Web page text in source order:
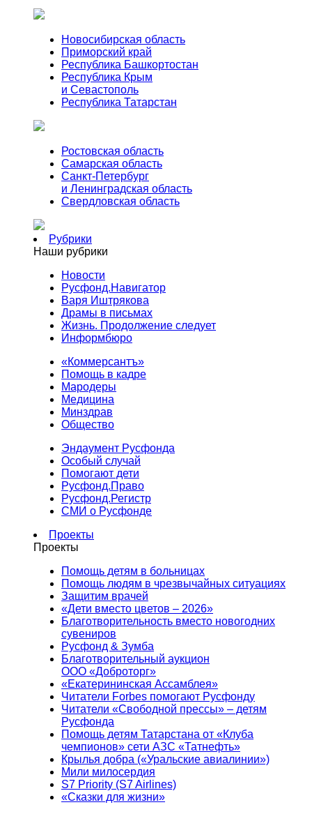
Новосибирская область
Приморский край
Республика Башкортостан
Республика Крым
и Севастополь
Республика Татарстан
Ростовская область
Самарская область
Санкт-Петербург
и Ленинградская область
Свердловская область
Рубрики
Наши рубрики
Новости
Русфонд.Навигатор
Варя Иштрякова
Драмы в письмах
Жизнь. Продолжение следует
Информбюро
«Коммерсантъ»
Помощь в кадре
Мародеры
Медицина
Минздрав
Общество
Эндаумент Русфонда
Особый случай
Помогают дети
Русфонд.Право
Русфонд.Регистр
СМИ о Русфонде
Проекты
Проекты
Помощь детям в больницах
Помощь людям в чрезвычайных ситуациях
Защитим врачей
«Дети вместо цветов – 2026»
Благотворительность вместо новогодних
сувениров
Русфонд & Зумба
Благотворительный аукцион
ООО «Доброторг»
«Екатерининская Ассамблея»
Читатели Forbes помогают Русфонду
Читатели «Свободной прессы» – детям
Русфонда
Помощь детям Татарстана от «Клуба
чемпионов» сети АЗС «Татнефть»
Крылья добра («Уральские авиалинии»)
Мили милосердия
S7 Priority (S7 Airlines)
«Сказки для жизни»